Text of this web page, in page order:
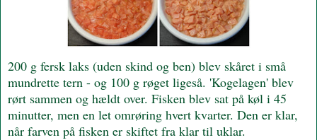
200 g fersk laks (uden skind og ben) blev skåret i små
mundrette tern - og 100 g røget ligeså. 'Kogelagen' blev
rørt sammen og hældt over. Fisken blev sat på køl i 45
minutter, men en let omrøring hvert kvarter. Den er klar,
når farven på fisken er skiftet fra klar til uklar.